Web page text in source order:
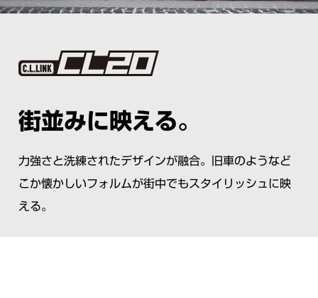
街並みに映える。
力強さと洗練されたデザインが融合。旧車のようなど
こか懐かしいフォルムが街中でもスタイリッシュに映
える。